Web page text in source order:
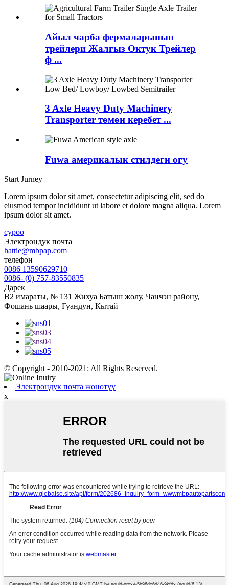
Айыл чарба фермаларынын
трейлери Жалгыз Октук Трейлер
ф ...
3 Axle Heavy Duty Machinery
Transporter төмөн керебет ...
Fuwa америкалык стилдеги огу
Start Jurney
Lorem ipsum dolor sit amet, consectetur adipiscing elit, sed do
eiusmod tempor incididunt ut labore et dolore magna aliqua. Lorem
ipsum dolor sit amet.
суроо
Электрондук почта
hattie@mbpap.com
телефон
0086 13590629710
0086- (0) 757-83550835
Дарек
B2 имараты, № 131 Жихуа Батыш жолу, Чанчэн району,
Фошань шаары, Гуандун, Кытай
© Copyright - 2010-2021: All Rights Reserved.
Электрондук почта жөнөтүү
x